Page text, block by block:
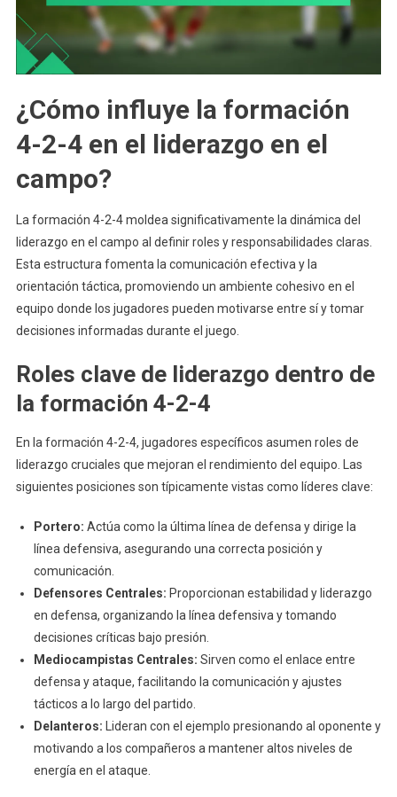
¿Cómo influye la formación
4-2-4 en el liderazgo en el
campo?
La formación 4-2-4 moldea significativamente la dinámica del
liderazgo en el campo al definir roles y responsabilidades claras.
Esta estructura fomenta la comunicación efectiva y la
orientación táctica, promoviendo un ambiente cohesivo en el
equipo donde los jugadores pueden motivarse entre sí y tomar
decisiones informadas durante el juego.
Roles clave de liderazgo dentro de
la formación 4-2-4
En la formación 4-2-4, jugadores específicos asumen roles de
liderazgo cruciales que mejoran el rendimiento del equipo. Las
siguientes posiciones son típicamente vistas como líderes clave:
Portero: Actúa como la última línea de defensa y dirige la
línea defensiva, asegurando una correcta posición y
comunicación.
Defensores Centrales: Proporcionan estabilidad y liderazgo
en defensa, organizando la línea defensiva y tomando
decisiones críticas bajo presión.
Mediocampistas Centrales: Sirven como el enlace entre
defensa y ataque, facilitando la comunicación y ajustes
tácticos a lo largo del partido.
Delanteros: Lideran con el ejemplo presionando al oponente y
motivando a los compañeros a mantener altos niveles de
energía en el ataque.